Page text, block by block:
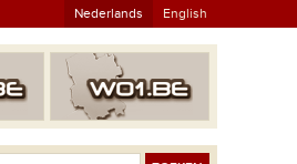
Nederlands English